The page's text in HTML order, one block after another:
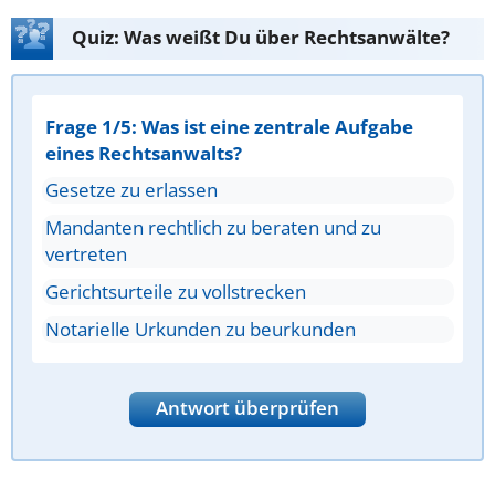
Quiz: Was weißt Du über Rechtsanwälte?
Frage 1/5: Was ist eine zentrale Aufgabe
eines Rechtsanwalts?
Gesetze zu erlassen
Mandanten rechtlich zu beraten und zu
vertreten
Gerichtsurteile zu vollstrecken
Notarielle Urkunden zu beurkunden
Antwort überprüfen